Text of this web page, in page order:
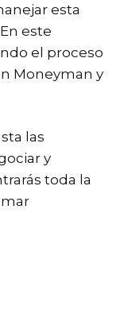
esta
este
el proceso
Moneyman y
las
y
toda la